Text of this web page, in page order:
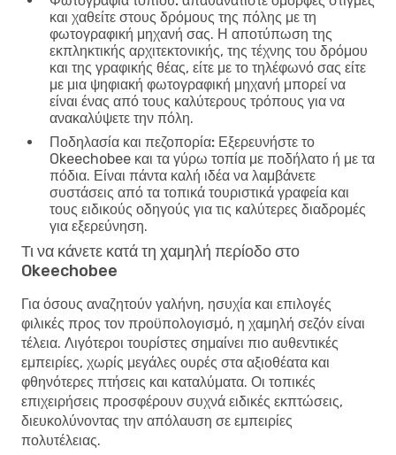
και χαθείτε στους δρόμους της πόλης με τη
φωτογραφική μηχανή σας. Η αποτύπωση της
εκπληκτικής αρχιτεκτονικής, της τέχνης του δρόμου
και της γραφικής θέας, είτε με το τηλέφωνό σας είτε
με μια ψηφιακή φωτογραφική μηχανή μπορεί να
είναι ένας από τους καλύτερους τρόπους για να
ανακαλύψετε την πόλη.
Ποδηλασία και πεζοπορία: Εξερευνήστε το
Okeechobee και τα γύρω τοπία με ποδήλατο ή με τα
πόδια. Είναι πάντα καλή ιδέα να λαμβάνετε
συστάσεις από τα τοπικά τουριστικά γραφεία και
τους ειδικούς οδηγούς για τις καλύτερες διαδρομές
για εξερεύνηση.
Τι να κάνετε κατά τη χαμηλή περίοδο στο
Okeechobee
Για όσους αναζητούν γαλήνη, ησυχία και επιλογές
φιλικές προς τον προϋπολογισμό, η χαμηλή σεζόν είναι
τέλεια. Λιγότεροι τουρίστες σημαίνει πιο αυθεντικές
εμπειρίες, χωρίς μεγάλες ουρές στα αξιοθέατα και
φθηνότερες πτήσεις και καταλύματα. Οι τοπικές
επιχειρήσεις προσφέρουν συχνά ειδικές εκπτώσεις,
διευκολύνοντας την απόλαυση σε εμπειρίες
πολυτέλειας.